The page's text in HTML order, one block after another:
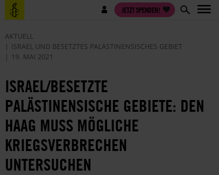
Direkt
zum
Benutzermenü JETZT SPENDEN!
AKTUELL
ISRAEL UND BESETZTES PALÄSTINENSISCHES GEBIET
19. MAI 2021
ISRAEL/BESETZTE
PALÄSTINENSISCHE GEBIETE: DEN
HAAG MUSS MÖGLICHE
KRIEGSVERBRECHEN
UNTERSUCHEN